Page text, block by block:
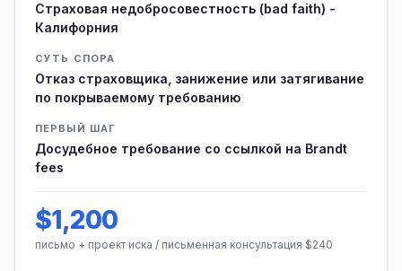
Страховая недобросовестность (bad faith) -
Калифорния
СУТЬ СПОРА
Отказ страховщика, занижение или затягивание
по покрываемому требованию
ПЕРВЫЙ ШАГ
Досудебное требование со ссылкой на Brandt
fees
$1,200
письмо + проект иска / письменная консультация $240